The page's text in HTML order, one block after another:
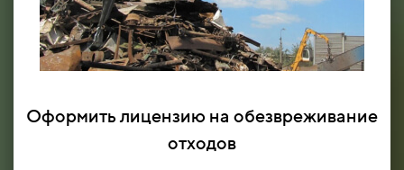
Оформить лицензию на обезвреживание
отходов